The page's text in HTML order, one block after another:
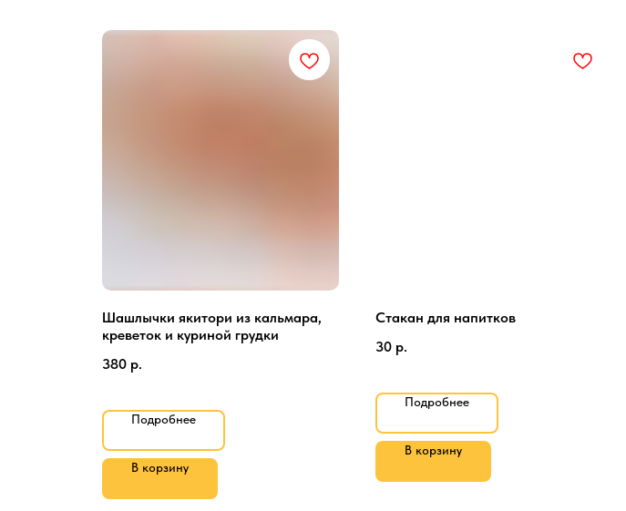
Шашлычки якитори из кальмара,
креветок и куриной грудки
380 р.
Подробнее
В корзину
Стакан для напитков
30 р.
Подробнее
В корзину